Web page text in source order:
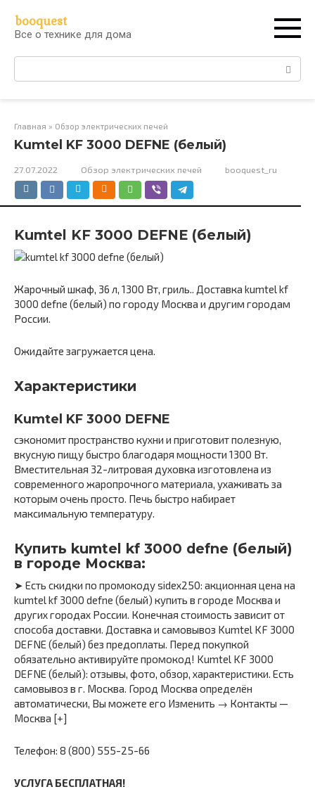
контенту
booquest
Все о технике для дома
Поиск:
Главная » Обзор электрических печей
Kumtel KF 3000 DEFNE (белый)
27.07.2022 Обзор электрических печей booquest_ru
Kumtel KF 3000 DEFNE (белый)
Жарочный шкаф, 36 л, 1300 Вт, гриль.. Доставка kumtel kf
3000 defne (белый) по городу Москва и другим городам
России.
Ожидайте загружается цена.
Характеристики
Kumtel KF 3000 DEFNE
сэкономит пространство кухни и приготовит полезную,
вкусную пищу быстро благодаря мощности 1300 Вт.
Вместительная 32-литровая духовка изготовлена из
современного жаропрочного материала, ухаживать за
которым очень просто. Печь быстро набирает
максимальную температуру.
Купить kumtel kf 3000 defne (белый)
в городе Москва:
➤ Есть скидки по промокоду sidex250: акционная цена на
kumtel kf 3000 defne (белый) купить в городе Москва и
других городах России. Конечная стоимость зависит от
способа доставки. Доставка и самовывоз Kumtel KF 3000
DEFNE (белый) без предоплаты. Перед покупкой
обязательно активируйте промокод! Kumtel KF 3000
DEFNE (белый): отзывы, фото, обзор, характеристики. Есть
самовывоз в г. Москва. Город Москва определён
автоматически, Вы можете его Изменить → Контакты —
Москва [+]
Телефон: 8 (800) 555-25-66
УСЛУГА БЕСПЛАТНАЯ!